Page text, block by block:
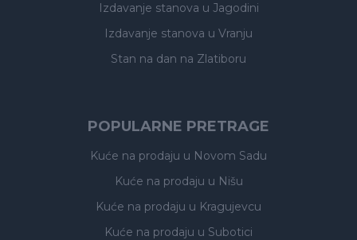
Izdavanje stanova u Jagodini
Izdavanje stanova u Vranju
Stan na dan na Zlatiboru
POPULARNE PRETRAGE
Kuće na prodaju u Novom Sadu
Kuće na prodaju u Nišu
Kuće na prodaju u Kragujevcu
Kuće na prodaju u Subotici